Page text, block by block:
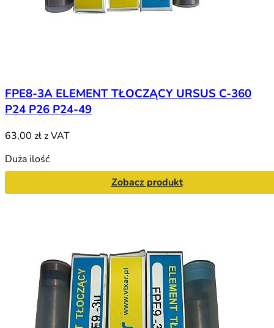
FPE8-3A ELEMENT TŁOCZĄCY URSUS C-360
P24 P26 P24-49
63,00 złz VAT
Duża ilość
Zobacz produkt